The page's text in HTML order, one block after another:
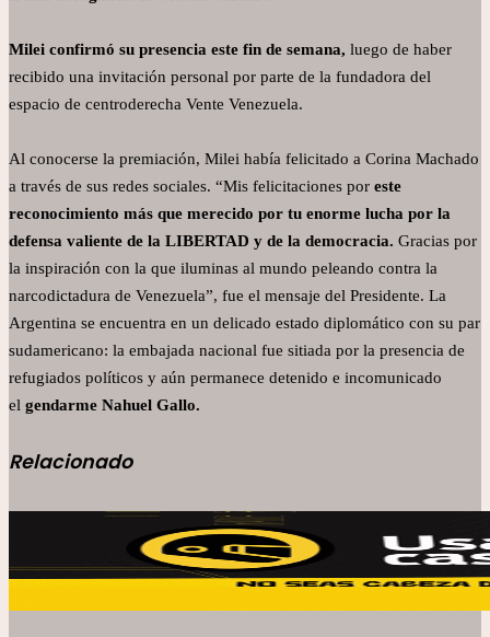
Milei confirmó su presencia este fin de semana, luego de haber
recibido una invitación personal por parte de la fundadora del
espacio de centroderecha Vente Venezuela.
Al conocerse la premiación, Milei había felicitado a Corina Machado
a través de sus redes sociales. “Mis felicitaciones por este
reconocimiento más que merecido por tu enorme lucha por la
defensa valiente de la LIBERTAD y de la democracia. Gracias por
la inspiración con la que iluminas al mundo peleando contra la
narcodictadura de Venezuela”, fue el mensaje del Presidente. La
Argentina se encuentra en un delicado estado diplomático con su par
sudamericano: la embajada nacional fue sitiada por la presencia de
refugiados políticos y aún permanece detenido e incomunicado
el gendarme Nahuel Gallo.
Relacionado